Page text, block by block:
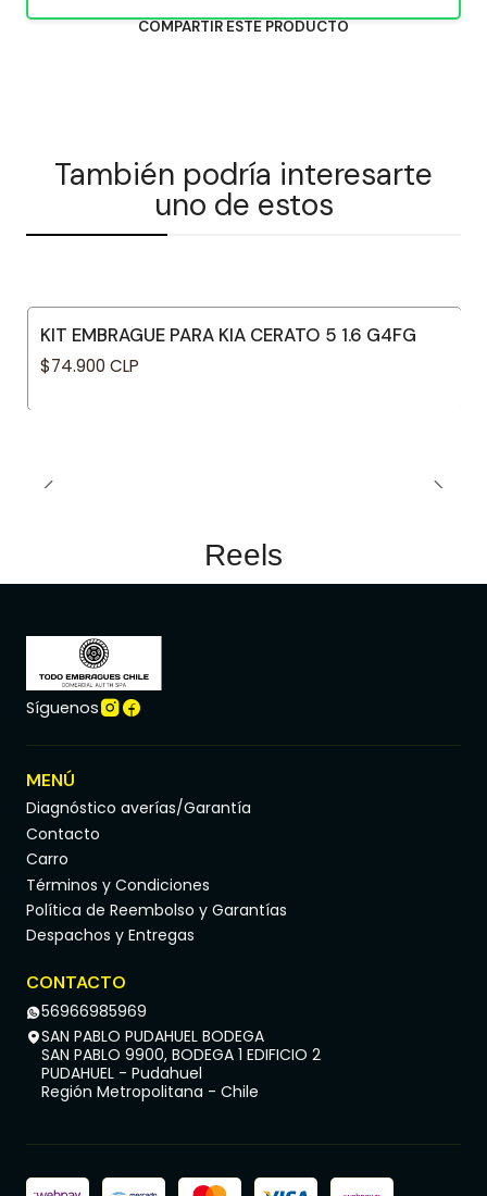
COMPARTIR ESTE PRODUCTO
También podría interesarte
uno de estos
KIT EMBRAGUE PARA KIA CERATO 5 1.6 G4FG
$74.900 CLP
Reels
Síguenos
MENÚ
Diagnóstico averías/Garantía
Contacto
Carro
Términos y Condiciones
Política de Reembolso y Garantías
Despachos y Entregas
CONTACTO
56966985969
SAN PABLO PUDAHUEL BODEGA
SAN PABLO 9900, BODEGA 1 EDIFICIO 2
PUDAHUEL - Pudahuel
Región Metropolitana - Chile